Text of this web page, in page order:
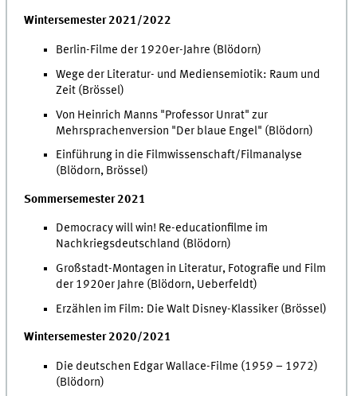
Wintersemester 2021/2022
Berlin-Filme der 1920er-Jahre (Blödorn)
Wege der Literatur- und Mediensemiotik: Raum und
Zeit (Brössel)
Von Heinrich Manns "Professor Unrat" zur
Mehrsprachenversion "Der blaue Engel" (Blödorn)
Einführung in die Filmwissenschaft/Filmanalyse
(Blödorn, Brössel)
Sommersemester 2021
Democracy will win! Re-educationfilme im
Nachkriegsdeutschland (Blödorn)
Großstadt-Montagen in Literatur, Fotografie und Film
der 1920er Jahre (Blödorn, Ueberfeldt)
Erzählen im Film: Die Walt Disney-Klassiker (Brössel)
Wintersemester 2020/2021
Die deutschen Edgar Wallace-Filme (1959 – 1972)
(Blödorn)